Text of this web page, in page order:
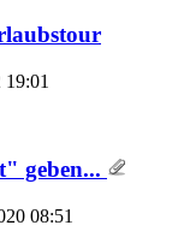
19:01
geben...
08:51